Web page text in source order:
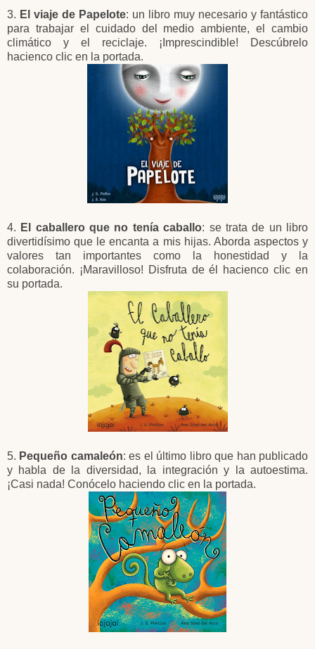
3. El viaje de Papelote: un libro muy necesario y fantástico
para trabajar el cuidado del medio ambiente, el cambio
climático y el reciclaje. ¡Imprescindible! Descúbrelo
hacienco clic en la portada.
4. El caballero que no tenía caballo: se trata de un libro
divertidísimo que le encanta a mis hijas. Aborda aspectos y
valores tan importantes como la honestidad y la
colaboración. ¡Maravilloso! Disfruta de él hacienco clic en
su portada.
5. Pequeño camaleón: es el último libro que han publicado
y habla de la diversidad, la integración y la autoestima.
¡Casi nada! Conócelo haciendo clic en la portada.